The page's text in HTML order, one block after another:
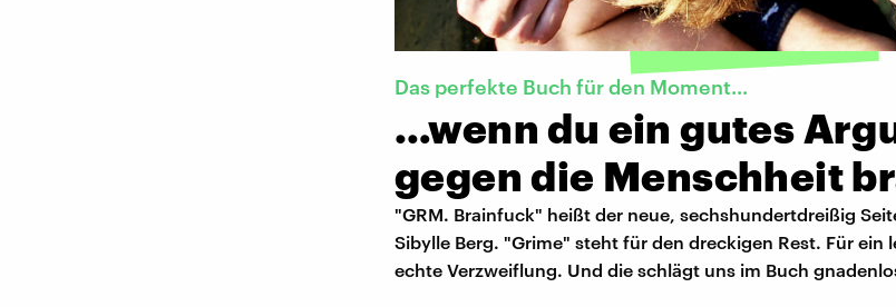
Das perfekte Buch für den Moment...
…wenn du ein gutes
gegen die Menschheit
"GRM. Brainfuck" heißt der neue, sechshundertdreißig
Sibylle Berg. "Grime" steht für den dreckigen Rest. Für ein
echte Verzweiflung. Und die schlägt uns im Buch